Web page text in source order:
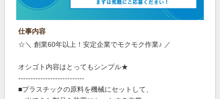
仕事内容
☆＼ 創業60年以上！安定企業でモクモク作業♪ ／
オシゴト内容はとってもシンプル★
---------------------------
■プラスチックの原料を機械にセットして、